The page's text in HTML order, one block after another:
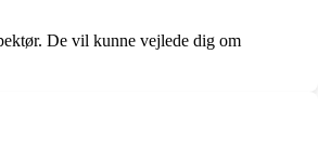
De vil kunne vejlede dig om